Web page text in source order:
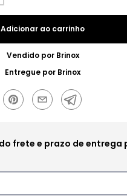
Adicionar ao carrinho
Vendido por Brinox
Entregue por Brinox